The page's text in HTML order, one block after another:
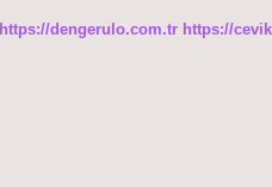
https://dengerulo.com.tr https://